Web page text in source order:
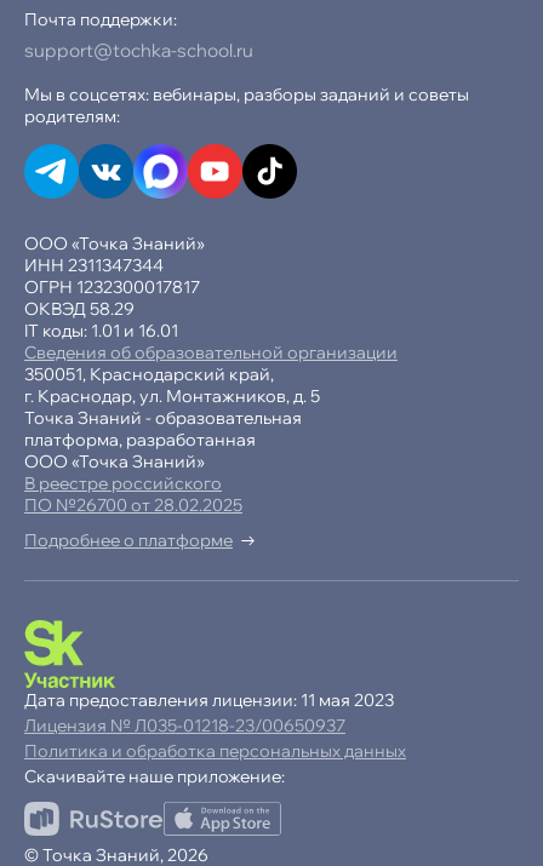
−10% при оплате в рассрочку
Продолжая пользоваться сайтом,
ООО «Точка Знаний»
ИНН 2311347344
ОГРН 1232300017817
ОКВЭД 58.29
IT коды: 1.01 и 16.01
Сведения об образовательной организации
350051, Краснодарский край,
г. Краснодар, ул. Монтажников, д. 5
Точка Знаний - образовательная
платформа, разработанная
ООО «Точка Знаний»
В реестре российского
ПО №26700 от 28.02.2025
Подробнее о платформе
Почта поддержки:
support@tochka-school.ru
Мы в соцсетях: вебинары, разборы заданий и советы
родителям:
© Точка Знаний, 2026
Политика и обработка персональных данных
Дата предоставления лицензии: 11 мая 2023
Лицензия № Л035-01218-23/00650937
Скачивайте наше приложение: